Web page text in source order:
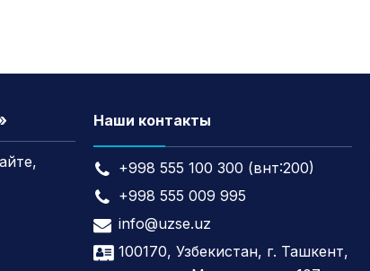
Наши контакты
+998 555 100 300 (внт:200)
+998 555 009 995
info@uzse.uz
100170, Узбекистан, г. Ташкент,